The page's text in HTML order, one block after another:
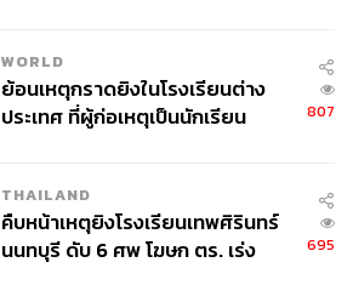
WORLD
ย้อนเหตุกราดยิงในโรงเรียนต่าง
ประเทศ ที่ผู้ก่อเหตุเป็นนักเรียน
807
THAILAND
คืบหน้าเหตุยิงโรงเรียนเทพศิรินทร์
นนทบุรี ดับ 6 ศพ โฆษก ตร. เร่ง
695